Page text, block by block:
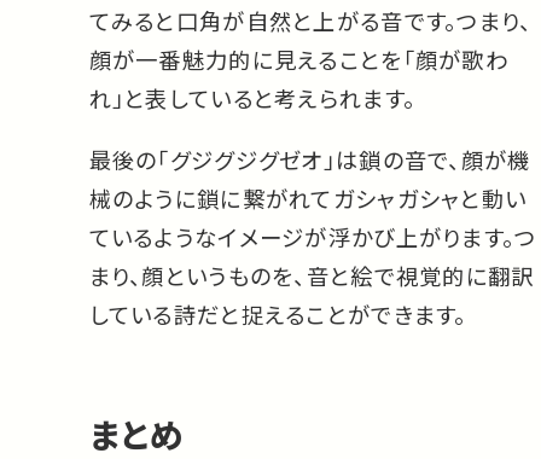
てみると口角が自然と上がる音です。つまり、
顔が一番魅力的に見えることを「顔が歌わ
れ」と表していると考えられます。
最後の「グジグジグゼオ」は鎖の音で、顔が機
械のように鎖に繋がれてガシャガシャと動い
ているようなイメージが浮かび上がります。つ
まり、顔というものを、音と絵で視覚的に翻訳
している詩だと捉えることができます。
まとめ